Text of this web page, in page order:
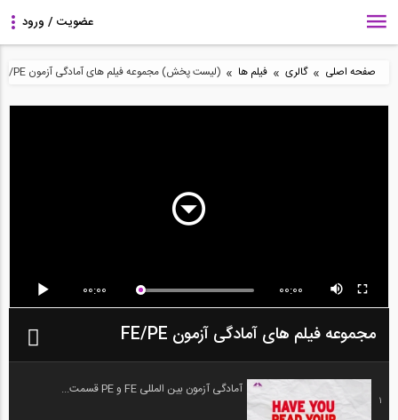
صفحه اصلی » گالری » فیلم ها » (لیست پخش) مجموعه فیلم های آمادگی آزمون FE/PE
00:00 00:00
مجموعه فیلم های آمادگی آزمون FE/PE
1
آمادگی آزمون بین المللی FE و PE قسمت...